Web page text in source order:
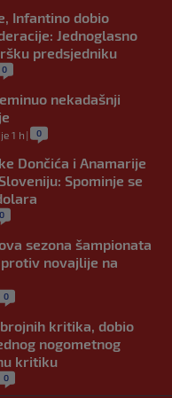
Infantino dobio
Jednoglasno
predsjedniku
0
nekadašnji
1 h | 0
Dončića i Anamarije
Spominje se
0
sezona šampionata
novajlije na
0
kritika, dobio
nogometnog
kritiku
0